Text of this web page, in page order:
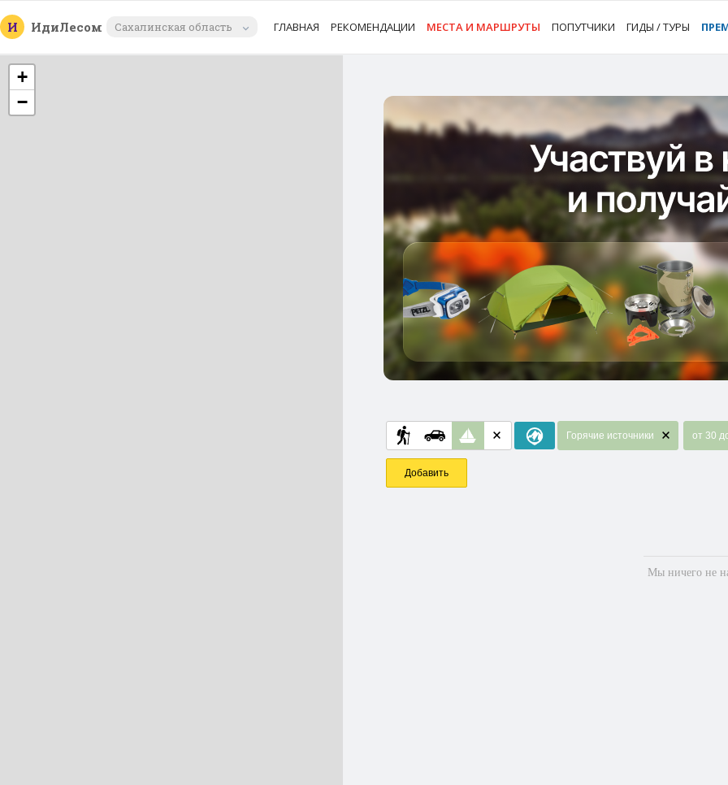
И ИдиЛесом Сахалинская область ГЛАВНАЯ РЕКОМЕНДАЦИИ МЕСТА И МАРШРУТЫ ПОПУТЧИКИ ГИДЫ / ТУРЫ
+
−
Горячие источники от 30
Добавить
Мы ничего не